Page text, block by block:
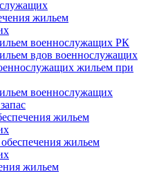
жильем
военнослужащих РК
вдов военнослужащих
жильем при
военнослужащих
жильем
жильем
жильем